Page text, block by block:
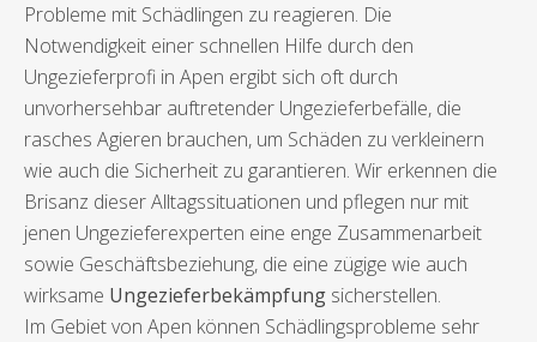
Probleme mit Schädlingen zu reagieren. Die
Notwendigkeit einer schnellen Hilfe durch den
Ungezieferprofi in Apen ergibt sich oft durch
unvorhersehbar auftretender Ungezieferbefälle, die
rasches Agieren brauchen, um Schäden zu verkleinern
wie auch die Sicherheit zu garantieren. Wir erkennen die
Brisanz dieser Alltagssituationen und pflegen nur mit
jenen Ungezieferexperten eine enge Zusammenarbeit
sowie Geschäftsbeziehung, die eine zügige wie auch
wirksame Ungezieferbekämpfung sicherstellen.
Im Gebiet von Apen können Schädlingsprobleme sehr